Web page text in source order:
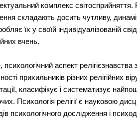
комплекс світосприйняття.
складають досить чутливу,
їх у своїй індивідуалізованій
вчень.
аспект
прихильників різних релігійних
класифікує і систематизує
Психологія релігії є науковою
психологічного дослідження і